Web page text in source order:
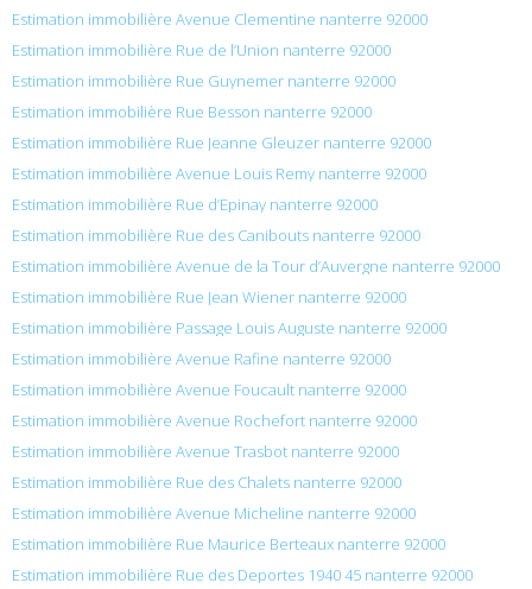
Estimation immobilière Avenue Clementine nanterre 92000
Estimation immobilière Rue de l’Union nanterre 92000
Estimation immobilière Rue Guynemer nanterre 92000
Estimation immobilière Rue Besson nanterre 92000
Estimation immobilière Rue Jeanne Gleuzer nanterre 92000
Estimation immobilière Avenue Louis Remy nanterre 92000
Estimation immobilière Rue d’Epinay nanterre 92000
Estimation immobilière Rue des Canibouts nanterre 92000
Estimation immobilière Avenue de la Tour d’Auvergne nanterre 92000
Estimation immobilière Rue Jean Wiener nanterre 92000
Estimation immobilière Passage Louis Auguste nanterre 92000
Estimation immobilière Avenue Rafine nanterre 92000
Estimation immobilière Avenue Foucault nanterre 92000
Estimation immobilière Avenue Rochefort nanterre 92000
Estimation immobilière Avenue Trasbot nanterre 92000
Estimation immobilière Rue des Chalets nanterre 92000
Estimation immobilière Avenue Micheline nanterre 92000
Estimation immobilière Rue Maurice Berteaux nanterre 92000
Estimation immobilière Rue des Deportes 1940 45 nanterre 92000